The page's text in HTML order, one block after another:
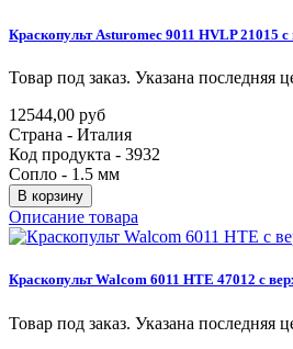
Краскопульт Asturomec 9011 HVLP 21015 с
Товар под заказ. Указана последняя
12544,00 руб
Страна - Италия
Код продукта - 3932
Сопло - 1.5 мм
В корзину
Описание товара
Краскопульт Walcom 6011 HTE 47012 с
Товар под заказ. Указана последняя